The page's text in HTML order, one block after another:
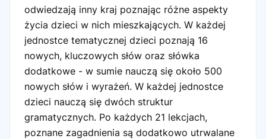
odwiedzają inny kraj poznając różne aspekty
życia dzieci w nich mieszkających. W każdej
jednostce tematycznej dzieci poznają 16
nowych, kluczowych słów oraz słówka
dodatkowe - w sumie nauczą się około 500
nowych słów i wyrażeń. W każdej jednostce
dzieci nauczą się dwóch struktur
gramatycznych. Po każdych 21 lekcjach,
poznane zagadnienia są dodatkowo utrwalane